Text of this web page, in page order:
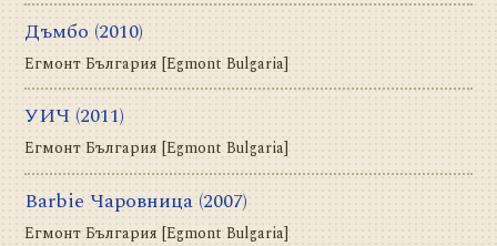
Дъмбо (2010)
Егмонт България [Egmont Bulgaria]
УИЧ (2011)
Егмонт България [Egmont Bulgaria]
Barbie Чаровница (2007)
Егмонт България [Egmont Bulgaria]